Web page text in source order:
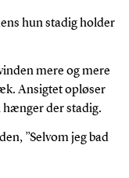
hun stadig holder
mere og mere
Ansigtet opløser
hænger der stadig.
”Selvom jeg bad